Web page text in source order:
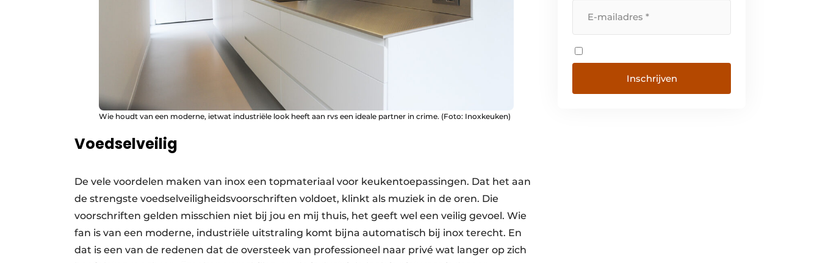
Wie houdt van een moderne, ietwat industriële look heeft aan rvs een ideale partner in crime. (Foto: Inoxkeuken)
Voedselveilig
De vele voordelen maken van inox een topmateriaal voor keukentoepassingen. Dat het aan
de strengste voedselveiligheidsvoorschriften voldoet, klinkt als muziek in de oren. Die
voorschriften gelden misschien niet bij jou en mij thuis, het geeft wel een veilig gevoel. Wie
fan is van een moderne, industriële uitstraling komt bijna automatisch bij inox terecht. En
dat is een van de redenen dat de oversteek van professioneel naar privé wat langer op zich